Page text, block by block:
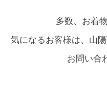
多数、お着
気になるお客様は、山
お問い合